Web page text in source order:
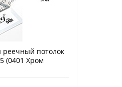
реечный потолок
(0401 Хром